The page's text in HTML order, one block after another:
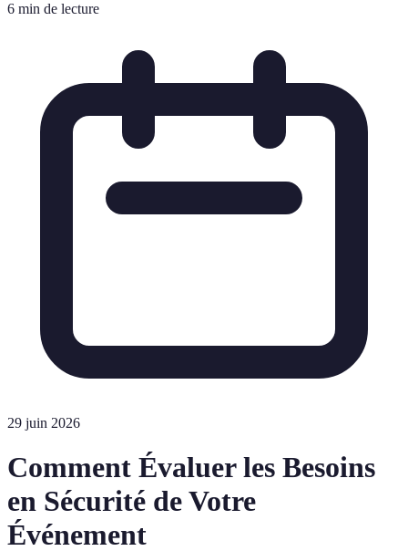
6 min de lecture
29 juin 2026
Comment Évaluer les Besoins
en Sécurité de Votre
Événement